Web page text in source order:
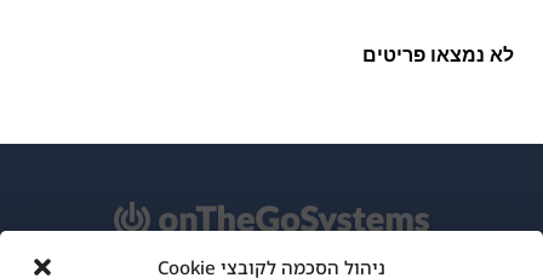
ניהול הסכמה לקובצי Cookie
לא נמצאו פריטים